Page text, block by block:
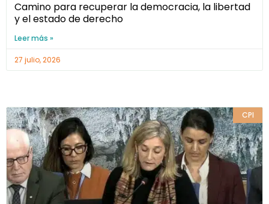
Camino para recuperar la democracia, la libertad
y el estado de derecho
Leer más »
27 julio, 2026
CPI